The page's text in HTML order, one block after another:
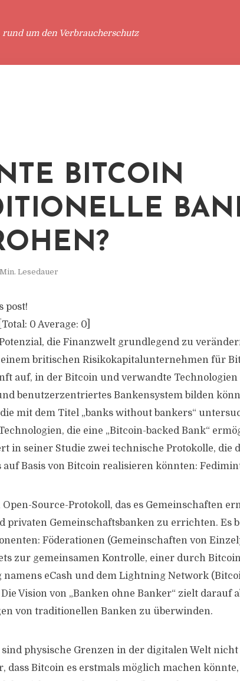
um den Verbraucherschutz
BITCOIN
Lesedauer
post!
[Total: 0 Average: 0
die Finanzwelt grundlegend zu
einem britischen Risikokapitalunternehmen für
auf, in der Bitcoin und verwandte
benutzerzentriertes Bankensystem bilden
mit dem Titel „banks without bankers“
die eine „Bitcoin-backed Bank“
in seiner Studie zwei technische Protokolle, die
auf Basis von Bitcoin realisieren könnten:
Source-Protokoll, das es Gemeinschaften
privaten Gemeinschaftsbanken zu errichten. Es
Föderationen (Gemeinschaften von
zur gemeinsamen Kontrolle, einer durch
eCash und dem Lightning Network
Vision von „Banken ohne Banker“ zielt darauf
von traditionellen Banken zu überwinden.
sind physische Grenzen in der digitalen Welt
dass Bitcoin es erstmals möglich machen